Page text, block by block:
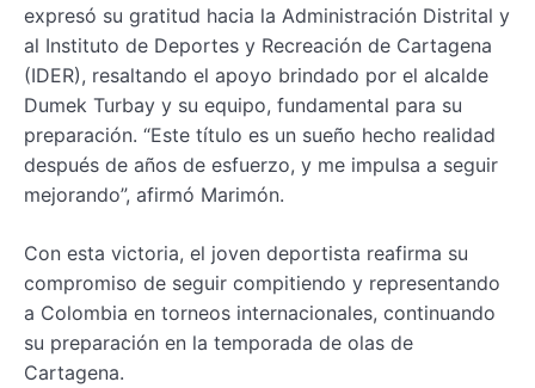
expresó su gratitud hacia la Administración Distrital y
al Instituto de Deportes y Recreación de Cartagena
(IDER), resaltando el apoyo brindado por el alcalde
Dumek Turbay y su equipo, fundamental para su
preparación. “Este título es un sueño hecho realidad
después de años de esfuerzo, y me impulsa a seguir
mejorando”, afirmó Marimón.
Con esta victoria, el joven deportista reafirma su
compromiso de seguir compitiendo y representando
a Colombia en torneos internacionales, continuando
su preparación en la temporada de olas de
Cartagena.